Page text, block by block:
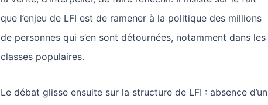
que l’enjeu de LFI est de ramener à la politique des millions
de personnes qui s’en sont détournées, notamment dans les
classes populaires.
Le débat glisse ensuite sur la structure de LFI : absence d’un